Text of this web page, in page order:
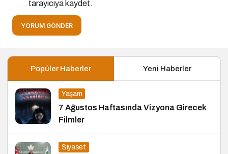
tarayıcıya kaydet.
YORUM GÖNDER
Popüler Haberler Yeni Haberler
Yaşam
7 Ağustos Haftasında Vizyona Girecek
Filmler
Siyaset